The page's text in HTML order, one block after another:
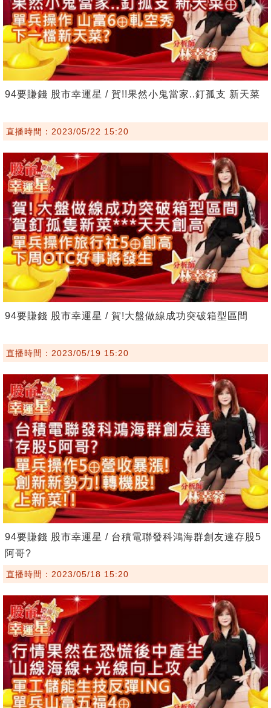
94要賺錢 股市幸運星 / 賀!!果然小鬼當家..釘孤支 新天菜
直播時間：2023/05/22 15:20
94要賺錢 股市幸運星 / 賀!大盤做線成功突破箱型區間
直播時間：2023/05/19 15:20
94要賺錢 股市幸運星 / 台積電聯發科鴻海群創友達存股5
阿哥?
直播時間：2023/05/18 15:20